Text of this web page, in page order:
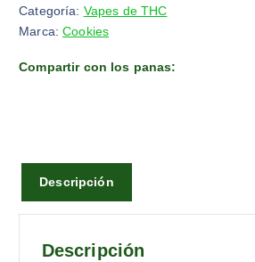
Categoría: Vapes de THC
Marca:Cookies
Compartir con los panas:
Descripción
Descripción